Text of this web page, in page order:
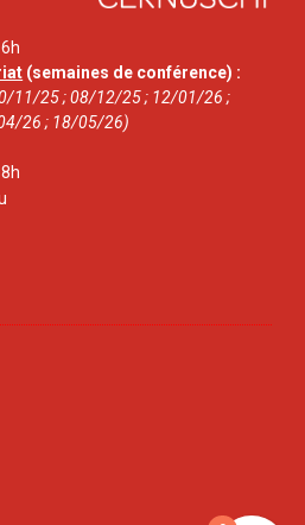
(semaines de conférence) :
11/25 ; 08/12/25 ; 12/01/26 ;
26 ; 18/05/26)